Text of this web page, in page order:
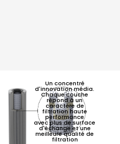
Un concentré
d'innovation média.
Chaque couche
répond à un
caractère de
filtration haute
performance
avec plus de surface
d'échange et une
meilleure qualité de
filtration